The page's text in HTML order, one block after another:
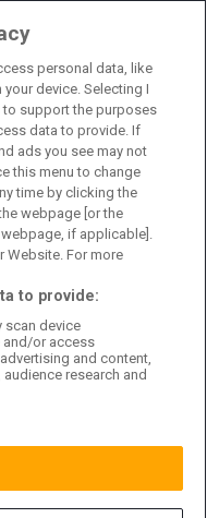
personal data, like
device. Selecting I
support the purposes
data to provide. If
ads you see may not
this menu to change
time by clicking the
webpage [or the
if applicable].
Website. For more
to provide:
scan device
and/or access
and content,
research and